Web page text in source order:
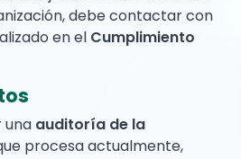
debe contactar con
en el Cumplimiento
una auditoría de la
procesa actualmente,